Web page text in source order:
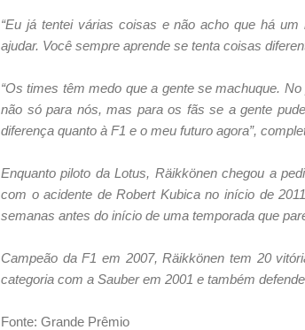
“Eu já tentei várias coisas e não acho que há
ajudar. Você sempre aprende se tenta coisas
“Os times têm medo que a gente se machuque.
não só para nós, mas para os fãs se a gente
diferença quanto à F1 e o meu futuro agora”,
Enquanto piloto da Lotus, Räikkönen chegou a
com o acidente de Robert Kubica no início de
semanas antes do início de uma temporada que
Campeão da F1 em 2007, Räikkönen tem 20
categoria com a Sauber em 2001 e também
Fonte: Grande Prêmio